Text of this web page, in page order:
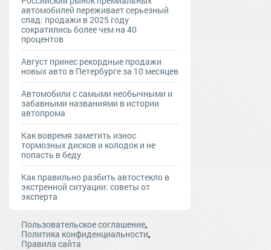
автомобилей переживает серьезный
спад: продажи в 2025 году
сократились более чем на 40
процентов
Август принес рекордные продажи
новых авто в Петербурге за 10 месяцев
Автомобили с самыми необычными и
забавными названиями в истории
автопрома
Как вовремя заметить износ
тормозных дисков и колодок и не
попасть в беду
Как правильно разбить автостекло в
экстренной ситуации: советы от
эксперта
Пользовательское соглашение,
Политика конфиденциальности,
Правила сайта